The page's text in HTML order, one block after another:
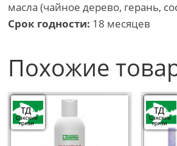
масла (чайное дерево, герань,
Срок годности: 18 месяцев
Похожие